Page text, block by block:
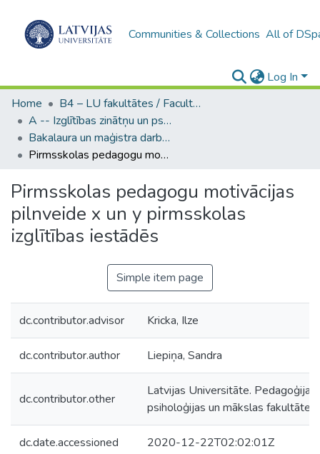
Communities & Collections All of
Log In
Home
B4 – LU fakultātes / Faculties of the UL
A -- Izglītības zinātņu un psiholoģijas fakultāte / Faculty of Education Sciences and Psychology
Bakalaura un maģistra darbi (PPMF) / Bachelor's and Master's theses
Pirmsskolas pedagogu motivācijas pilnveide x un y pirmsskolas izglītības iestādēs
Pirmsskolas pedagogu motivācijas
pilnveide x un y pirmsskolas
izglītības iestādēs
Simple item page
dc.contributor.advisor Kricka, Ilze
dc.contributor.author Liepiņa, Sandra
dc.contributor.other
Latvijas Universitāte. Pedagoģijas,
psiholoģijas un mākslas fakultāte
dc.date.accessioned 2020-12-22T02:02:01Z